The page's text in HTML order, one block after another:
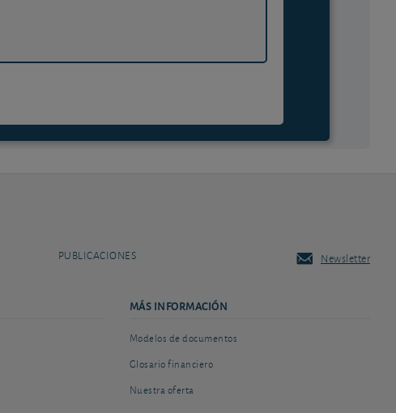
PUBLICACIONES Newsletter
MÁS INFORMACIÓN
Modelos de documentos
Glosario financiero
Nuestra oferta